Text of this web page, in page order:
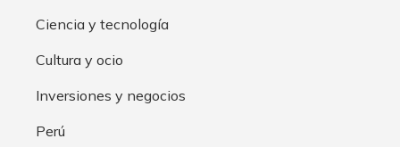
Ciencia y tecnología
Cultura y ocio
Inversiones y negocios
Perú